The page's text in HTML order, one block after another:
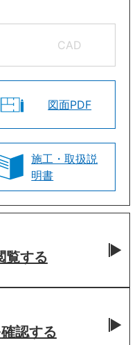
CAD
図面PDF
施工・取扱説
明書
覧する
確認する